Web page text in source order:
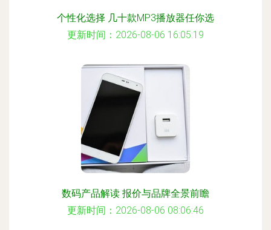
个性化选择 几十款MP3播放器任你选
更新时间：2026-08-06 16:05:19
数码产品解读 报价与品牌全景前瞻
更新时间：2026-08-06 08:06:46